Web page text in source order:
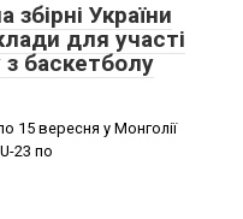
збірні України
для участі
з баскетболу
15 вересня у Монголії
23 по